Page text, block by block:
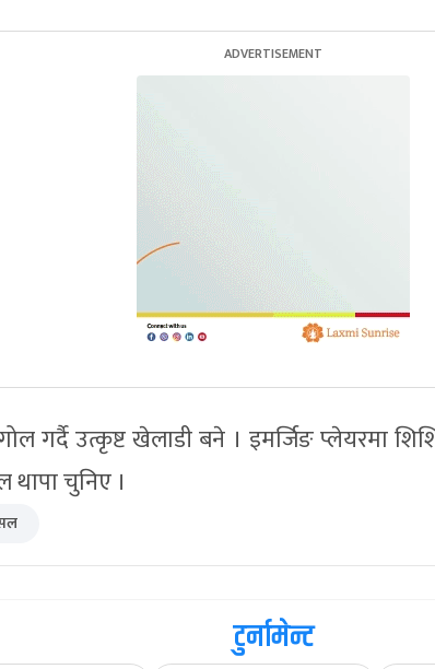
गर्दै उत्कृष्ट खेलाडी बने । इमर्जिङ प्लेयरमा
चुनिए ।
टुर्नामेन्ट